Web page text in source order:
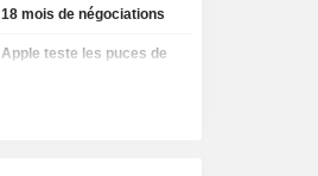
18 mois de négociations
Apple teste les puces de